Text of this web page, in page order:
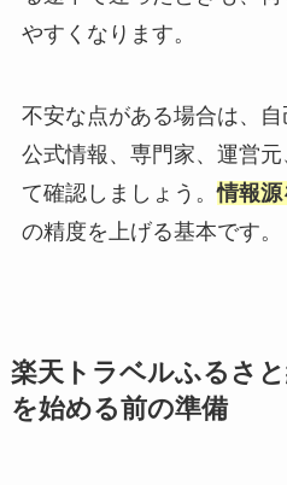
やすくなります。
不安な点がある場合は、自
公式情報、専門家、運営
て確認しましょう。情報源
の精度を上げる基本です。
楽天トラベルふるさ
を始める前の準備